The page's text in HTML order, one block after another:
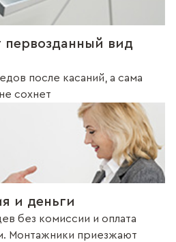
первозданный вид
после касаний, а сама
сохнет
и деньги
без комиссии и оплата
Монтажники приезжают